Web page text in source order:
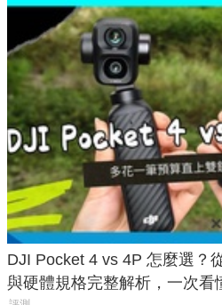
DJI Pocket 4 vs 4P 怎麼選？
與硬體規格完整解析，一次看